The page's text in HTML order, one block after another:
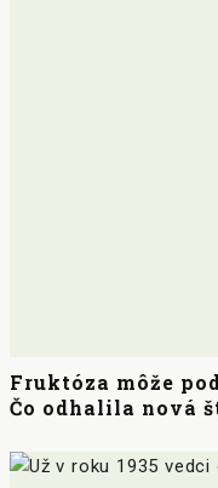
Fruktóza môže
Čo odhalila nová